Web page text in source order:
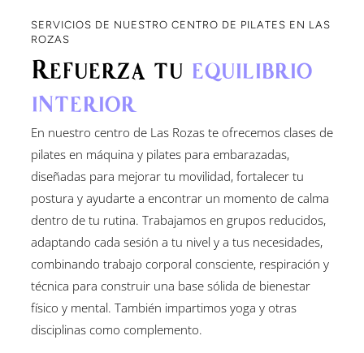
SERVICIOS DE NUESTRO CENTRO DE PILATES EN LAS
ROZAS
Refuerza tu equilibrio
interior
En nuestro centro de Las Rozas te ofrecemos clases de
pilates en máquina y pilates para embarazadas,
diseñadas para mejorar tu movilidad, fortalecer tu
postura y ayudarte a encontrar un momento de calma
dentro de tu rutina. Trabajamos en grupos reducidos,
adaptando cada sesión a tu nivel y a tus necesidades,
combinando trabajo corporal consciente, respiración y
técnica para construir una base sólida de bienestar
físico y mental. También impartimos yoga y otras
disciplinas como complemento.